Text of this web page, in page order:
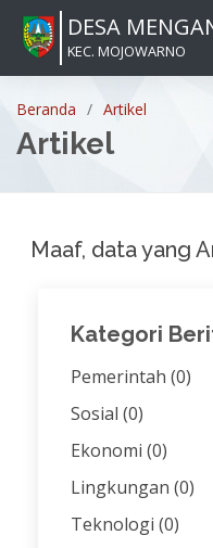
DESA
KEC. MOJOWARNO
Beranda Artikel
Artikel
Maaf, data yang
Kategori
Pemerintah (0)
Sosial (0)
Ekonomi (0)
Lingkungan (0)
Teknologi (0)